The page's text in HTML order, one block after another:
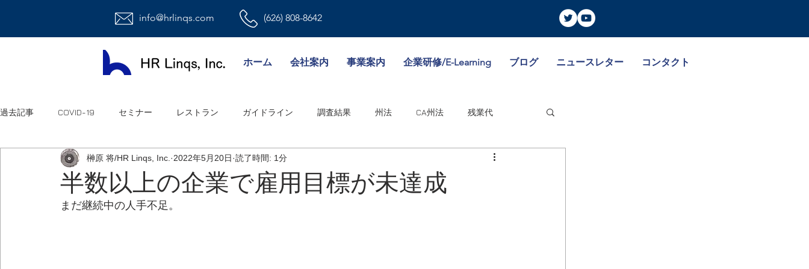
info@hrlinqs.com (626) 808-8642
ホーム 会社案内 事業案内 企業研修/E-Learning ブログ ニュースレター コンタクト
過去記事 COVID-19 セミナー レストラン ガイドライン 調査結果 州法 CA州法 残業代
時給社員/月給社員 最低賃金 給与 福利厚生 就業規則
ハラスメント 雇用 連邦法
半数以上の企業で雇用目標が未達成
榊原 将/HR Linqs, Inc. 2022年5月20日 読了時間: 1分
まだ継続中の人手不足。